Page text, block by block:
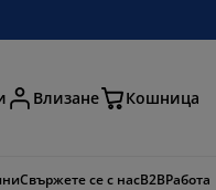
Влизане Кошница
Свържете се с насB2BРабота